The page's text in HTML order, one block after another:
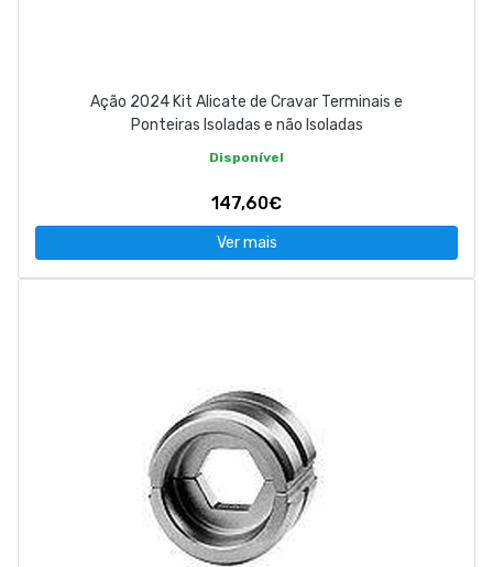
Ação 2024 Kit Alicate de Cravar Terminais e
Ponteiras Isoladas e não Isoladas
Disponível
147,60€
Ver mais